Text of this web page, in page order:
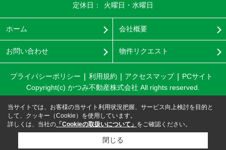
定休日：
火曜日・水曜日
ホーム 会社概要
お問い合わせ 物件リクエスト
プライバシーポリシー 利用規約 アクセスマップ
PCサイト
Copyright(c) かつみ不動産株式会社 All rights reserved.
当サイトでは、お客様の当サイト利用状況把握、サービス向上検討を目的と
して、クッキー（Cookie）を使用しています。
詳しくは、当社の 「Cookieの取扱いについて」 をご確認ください。
閉じる